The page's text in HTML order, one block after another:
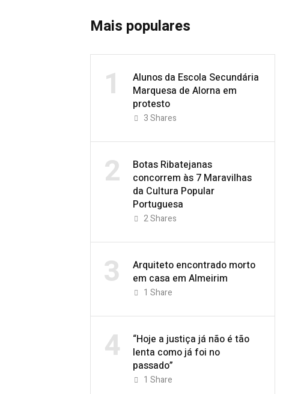
Mais populares
1
Alunos da Escola Secundária
Marquesa de Alorna em
protesto
3Shares
2
Botas Ribatejanas
concorrem às 7 Maravilhas
da Cultura Popular
Portuguesa
2Shares
3
Arquiteto encontrado morto
em casa em Almeirim
1 Share
4
“Hoje a justiça já não é tão
lenta como já foi no
passado”
1 Share